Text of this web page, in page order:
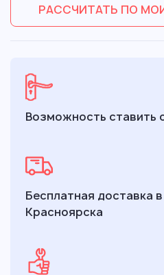
РАССЧИТАТЬ ПО
Возможность ставить
Бесплатная доставка
Красноярска